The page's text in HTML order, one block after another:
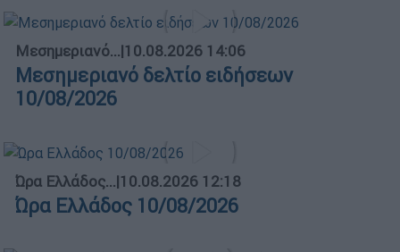
Μεσημεριανό...|10.08.2026 14:06
Μεσημεριανό δελτίο ειδήσεων
10/08/2026
Ώρα Ελλάδος...|10.08.2026 12:18
Ώρα Ελλάδος 10/08/2026